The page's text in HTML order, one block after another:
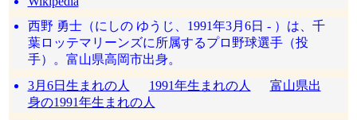
西野 勇士（にしの ゆうじ、1991年3月6日 - ）は、千
葉ロッテマリーンズに所属するプロ野球選手（投
手）。富山県高岡市出身。
3月6日生まれの人
1991年生まれの人
富山県出
身の1991年生まれの人